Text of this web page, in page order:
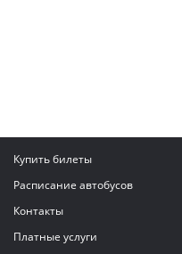
Купить билеты
Расписание автобусов
Контакты
Платные услуги